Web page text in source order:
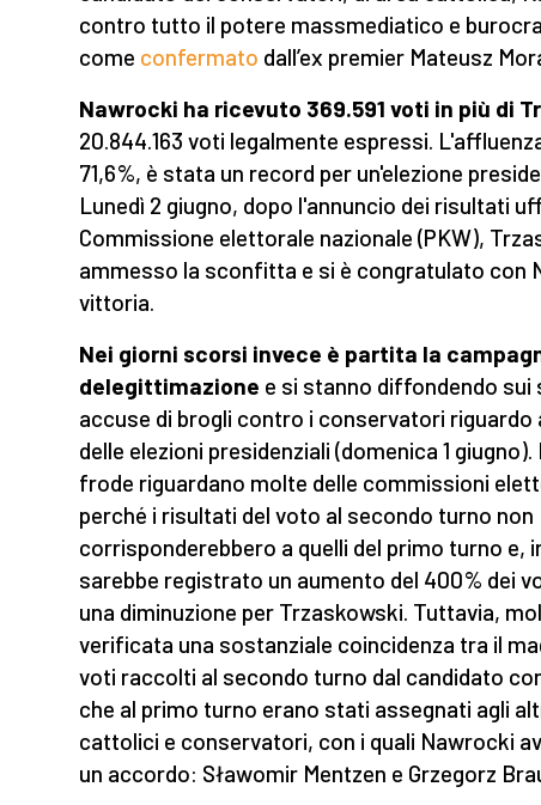
contro tutto il potere massmediatico e
come confermato dall’ex premier Mateusz
Nawrocki ha ricevuto 369.591 voti in più di
20.844.163 voti legalmente espressi.
71,6%, è stata un record per un'elezione
Lunedì 2 giugno, dopo l'annuncio dei risultati
Commissione elettorale nazionale (PKW),
ammesso la sconfitta e si è congratulato con
vittoria.
Nei giorni scorsi invece è partita la
delegittimazione e si stanno diffondendo sui
accuse di brogli contro i conservatori riguardo
delle elezioni presidenziali (domenica 1
frode riguardano molte delle commissioni
perché i risultati del voto al secondo turno non
corrisponderebbero a quelli del primo turno e,
sarebbe registrato un aumento del 400% dei
una diminuzione per Trzaskowski. Tuttavia,
verificata una sostanziale coincidenza tra il
voti raccolti al secondo turno dal candidato
che al primo turno erano stati assegnati agli
cattolici e conservatori, con i quali Nawrocki
un accordo: Sławomir Mentzen e Grzegorz